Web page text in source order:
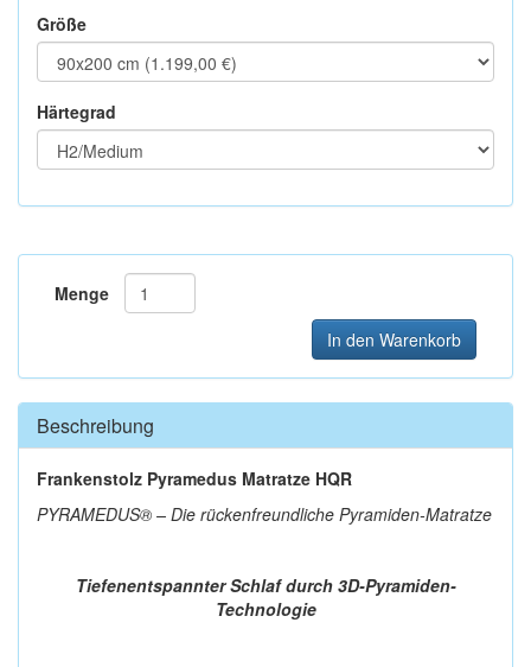
Größe
Härtegrad
Menge
In den Warenkorb
Beschreibung
Frankenstolz Pyramedus Matratze HQR
PYRAMEDUS® – Die rückenfreundliche Pyramiden-Matratze
Tiefenentspannter Schlaf durch 3D-Pyramiden-
Technologie